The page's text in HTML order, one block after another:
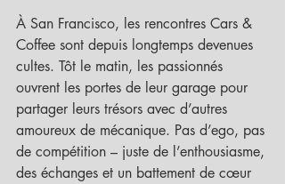
À San Francisco, les rencontres Cars &
Coffee sont depuis longtemps devenues
cultes. Tôt le matin, les passionnés
ouvrent les portes de leur garage pour
partager leurs trésors avec d’autres
amoureux de mécanique. Pas d’ego, pas
de compétition – juste de l’enthousiasme,
des échanges et un battement de cœur